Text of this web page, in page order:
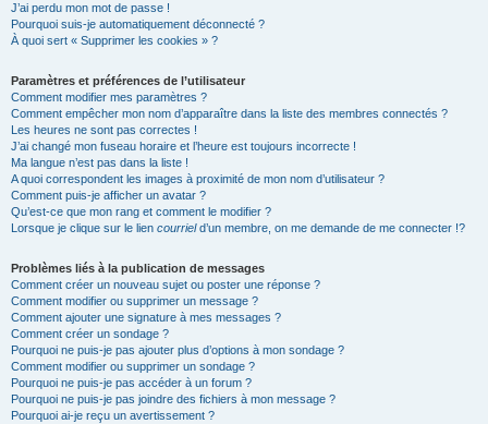
J’ai perdu mon mot de passe !
Pourquoi suis-je automatiquement déconnecté ?
À quoi sert « Supprimer les cookies » ?
Paramètres et préférences de l’utilisateur
Comment modifier mes paramètres ?
Comment empêcher mon nom d’apparaître dans la liste des membres connectés ?
Les heures ne sont pas correctes !
J’ai changé mon fuseau horaire et l’heure est toujours incorrecte !
Ma langue n’est pas dans la liste !
A quoi correspondent les images à proximité de mon nom d’utilisateur ?
Comment puis-je afficher un avatar ?
Qu’est-ce que mon rang et comment le modifier ?
Lorsque je clique sur le lien courrield’un membre, on me demande de me connecter !?
Problèmes liés à la publication de messages
Comment créer un nouveau sujet ou poster une réponse ?
Comment modifier ou supprimer un message ?
Comment ajouter une signature à mes messages ?
Comment créer un sondage ?
Pourquoi ne puis-je pas ajouter plus d’options à mon sondage ?
Comment modifier ou supprimer un sondage ?
Pourquoi ne puis-je pas accéder à un forum ?
Pourquoi ne puis-je pas joindre des fichiers à mon message ?
Pourquoi ai-je reçu un avertissement ?